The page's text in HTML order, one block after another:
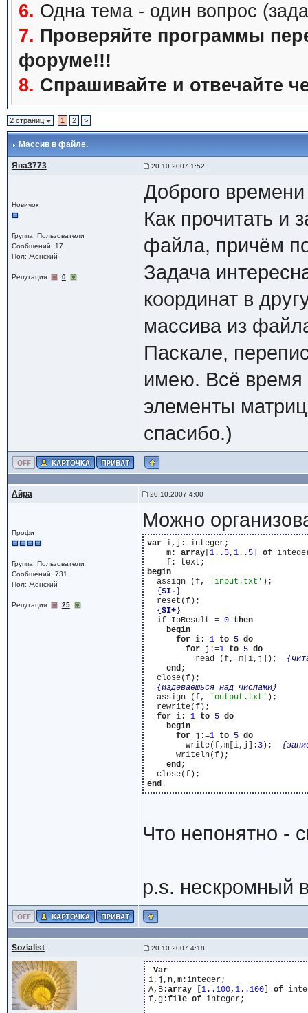
6. Одна тема - один вопрос
7. Проверяйте программы
форуме!!!
8. Спрашивайте и отвечайте
2 страниц 1 2 >
Массив в файле.
Яна3773 20.10.2007 1:52
Новичок
Группа: Пользователи
Сообщений: 17
Пол: Женский
Репутация: 0
Доброго времени
Как прочитать и
файла, причём
Задача
координат в
массива из
Паскале,
имею. Всё время
элементы
спасибо.)
Айра 20.10.2007 4:00
Профи
Группа: Пользователи
Сообщений: 731
Пол: Женский
Репутация: 25
Можно
var i,j: integer;
    m:
array[ 1. .5, 1. .5] of
begin
  assign (f,
'input.txt' );
{ $I- }
  reset(f);
{ $I+}
if IoResult = 0 then
begin
for i:=1 to 5 do
for j:=1 to 5 do
          read (f, m[i,j]);
end;
  close(f);
{издеваешься над числами}
  assign (f,
'output.txt' );
  rewrite(f);
for i:=1 to 5 do
begin
for j:=1 to 5 do
        write(f,m[i,j]:
3);
      writeln(f);
end;
end
Что непонятно -
p.s. нескромный
Sozialist 20.10.2007 4:18
Var
i,j,n,m:integer;
A,B:array [ 1. .100, 1. .100] of
f,g:file of integer;